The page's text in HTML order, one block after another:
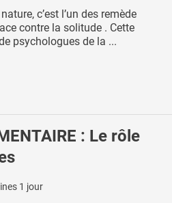
c’est l’un des remède
contre la solitude . Cette
psychologues de la ...
: Le rôle
1 jour